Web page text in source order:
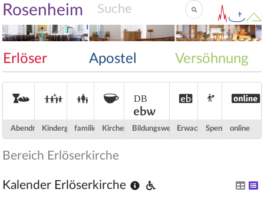
Rosenheim
Erlöser Apostel Versöhnung
Abendmahl
Abendmahl
Kindergottesdienst
Kindergottesdienst
familienfreundlich
familienfreundlich
Kirchenkaffee
Kirchenkaffee
Dietrich-Bonhoeffer-Akademie
ebw
Bildungswerk
Erwachsenenbildung
Erwachsenenbildung
Spenden
Spenden
ONLINE
online
Bereich Erlöserkirche
Kalender Erlöserkirche